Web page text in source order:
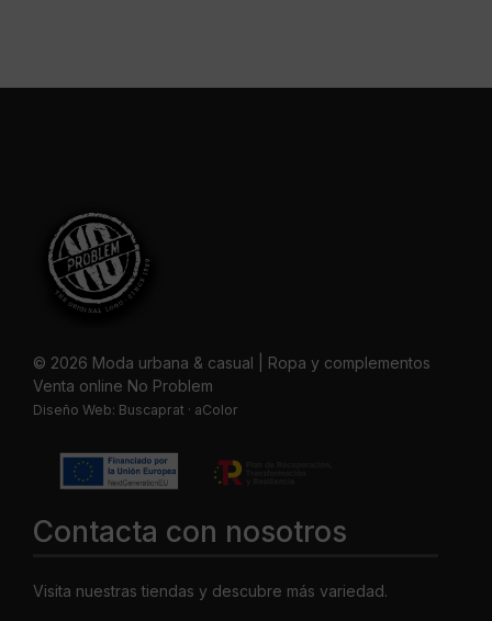
© 2026 Moda urbana & casual | Ropa y complementos
Venta online No Problem
Diseño Web: Buscaprat · aColor
Contacta con nosotros
Visita nuestras tiendas y descubre más variedad.